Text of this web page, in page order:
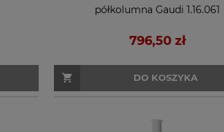
półkolumna Gaudi 1.16.061
796,50 zł
DO KOSZYKA